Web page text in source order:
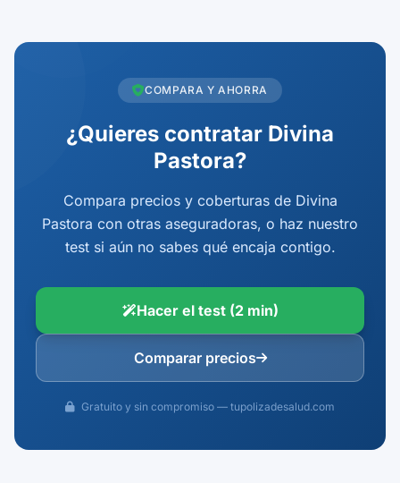
COMPARA Y AHORRA
¿Quieres contratar Divina
Pastora?
Compara precios y coberturas de Divina
Pastora con otras aseguradoras, o haz nuestro
test si aún no sabes qué encaja contigo.
Hacer el test (2 min)
Comparar precios
Gratuito y sin compromiso — tupolizadesalud.com